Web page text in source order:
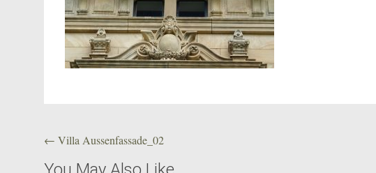
Beitragsnavigation
← Villa Aussenfassade_02